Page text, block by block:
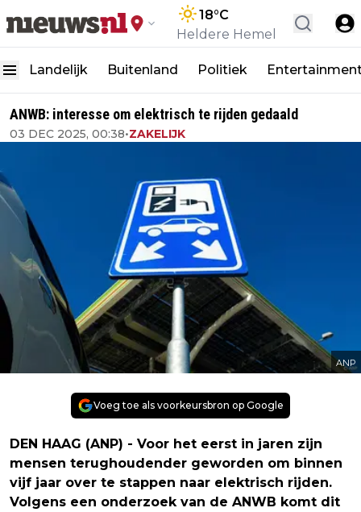
18°C
Heldere Hemel
Landelijk Buitenland Politiek
ANWB: interesse om elektrisch te rijden gedaald
03 DEC 2025, 00:38•ZAKELIJK
ANP
Voeg toe als voorkeursbron op Google
DEN HAAG (ANP) - Voor het eerst in jaren zijn
mensen terughoudender geworden om binnen
vijf jaar over te stappen naar elektrisch rijden.
Volgens een onderzoek van de ANWB komt dit